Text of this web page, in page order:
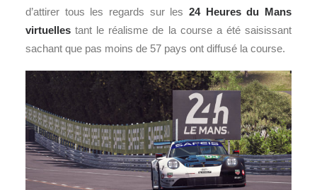
d’attirer tous les regards sur les 24 Heures du Mans
virtuelles tant le réalisme de la course a été saisissant
sachant que pas moins de 57 pays ont diffusé la course.